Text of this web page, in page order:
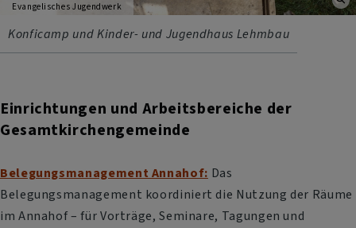
Evangelisches Jugendwerk
Konficamp und Kinder- und Jugendhaus Lehmbau
Einrichtungen und Arbeitsbereiche der
Gesamtkirchengemeinde
Belegungsmanagement Annahof: Das
Belegungsmanagement koordiniert die Nutzung der Räume
im Annahof – für Vorträge, Seminare, Tagungen und